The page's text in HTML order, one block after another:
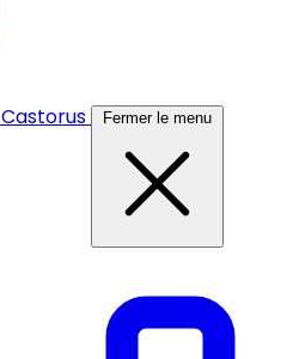
Castorus Fermer le menu